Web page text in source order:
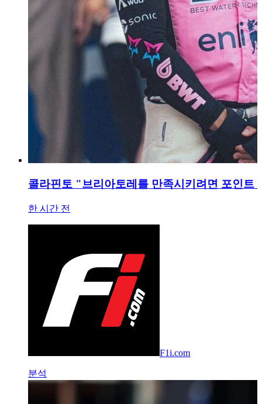
콜라핀토 "브리아토레를 만족시키려면 포인트
한 시간 전
F1i.com
분석